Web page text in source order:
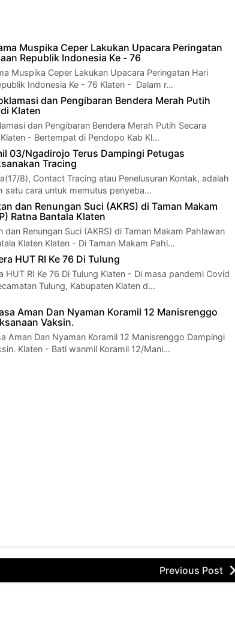
Muspika Ceper Lakukan Upacara Peringatan
Republik Indonesia Ke - 76
Muspika Ceper Lakukan Upacara Peringatan Hari
Indonesia Ke - 76 Klaten - Dalam r…
dan Pengibaran Bendera Merah Putih
Klaten
dan Pengibaran Bendera Merah Putih Secara
- Bertempat di Pendopo Kab Kl…
03/Ngadirojo Terus Dampingi Petugas
Tracing
8), Contact Tracing atau Penelusuran Kontak, adalah
satu cara untuk memutus penyeba…
dan Renungan Suci (AKRS) di Taman Makam
Ratna Bantala Klaten
dan Renungan Suci (AKRS) di Taman Makam Pahlawan
Klaten Klaten - Di Taman Makam Pahl…
HUT RI Ke 76 Di Tulung
HUT RI Ke 76 Di Tulung Klaten - Di masa pandemi Covid
Tulung, Kabupaten Klaten d…
Aman Dan Nyaman Koramil 12 Manisrenggo
Vaksin.
Aman Dan Nyaman Koramil 12 Manisrenggo Dampingi
Klaten - Bati wanmil Koramil 12/Mani…
Previous Post